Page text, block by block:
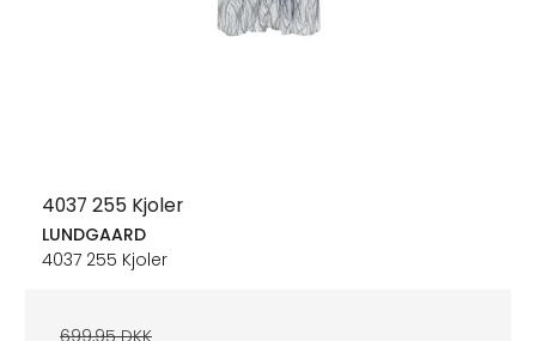
4037 255 Kjoler
LUNDGAARD
4037 255 Kjoler
699,95 DKK